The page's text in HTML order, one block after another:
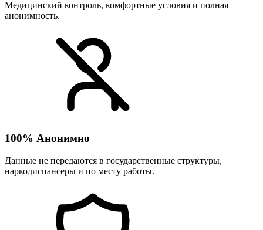
Медицинский контроль, комфортные условия и полная
анонимность.
100% Анонимно
Данные не передаются в государственные структуры,
наркодиспансеры и по месту работы.